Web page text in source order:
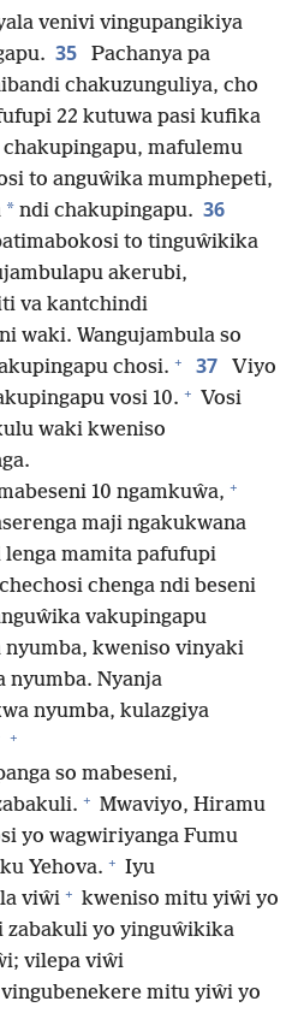
venivi vingupangikiya
35
Pachanya pa
chakuzunguliya, cho
22 kutuwa pasi kufika
mafulemu
to anguŵika mumphepeti,
* ndi chakupingapu. 36
to tinguŵikika
akerubi,
va kantchindi
waki. Wangujambula so
chosi. + 37
Viyo
vosi 10. + Vosi
waki kweniso
10 ngamkuŵa, +
maji ngakukwana
mamita pafufupi
chenga ndi beseni
vakupingapu
kweniso vinyaki
nyumba. Nyanja
nyumba, kulazgiya
+
so mabeseni,
+ Mwaviyo, Hiramu
yo wagwiriyanga Fumu
Yehova. + Iyu
viŵi + kweniso mitu yiŵi yo
zabakuli yo yinguŵikika
vilepa viŵi
mitu yiŵi yo